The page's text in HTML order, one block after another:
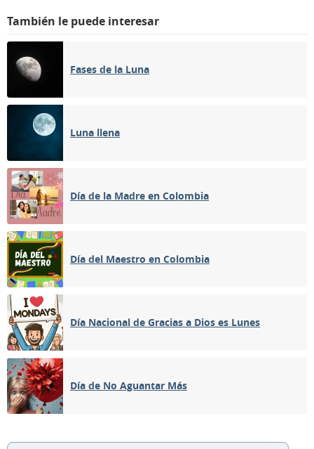
También le puede interesar
Fases de la Luna
Luna llena
Día de la Madre en Colombia
Día del Maestro en Colombia
Día Nacional de Gracias a Dios es Lunes
Día de No Aguantar Más